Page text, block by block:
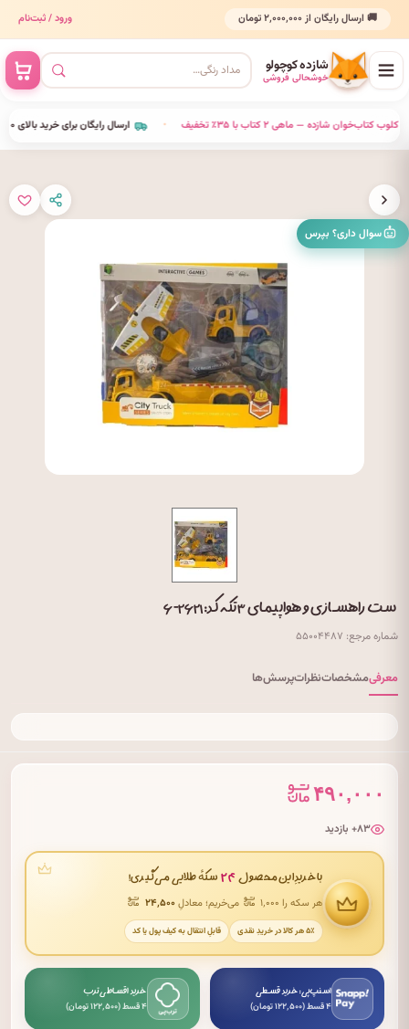
🚚 ارسال رایگان از ۲٬۰۰۰٬۰۰۰ تومان ورود / ثبت‌نام
شازده کوچولو
خوشحالی فروشی
ارسال رایگان برای خرید بالای • کلوب کتاب‌خوان شازده — ماهی ۲ کتاب با ۳۵٪ تخفیف •
سوال داری؟ بپرس
ست راهسازی و هواپیمای ۳ تکه کد: ۲۶۲۱-۶
شماره مرجع: ۵۵۰۰۴۴۸۷
معرفیمشخصاتنظراتپرسش‌ها
۴۹۰,۰۰۰
۸۳+ بازدید
با خریدِ این محصول ۲۴ سکهٔ طلایی می‌گیری!
هر سکه را ۱٬۰۰۰ می‌خریم؛ معادلِ۲۴٬۵۰۰
۵٪ هر کالا در خریدِ نقدی قابلِ انتقال به کیف پول یا کد
اسنپ‌پی: خرید قسطی
۴ قسط (۱۲۲٬۵۰۰ تومان)
خرید اقساطی ترب
۴ قسط (۱۲۲٬۵۰۰ تومان)